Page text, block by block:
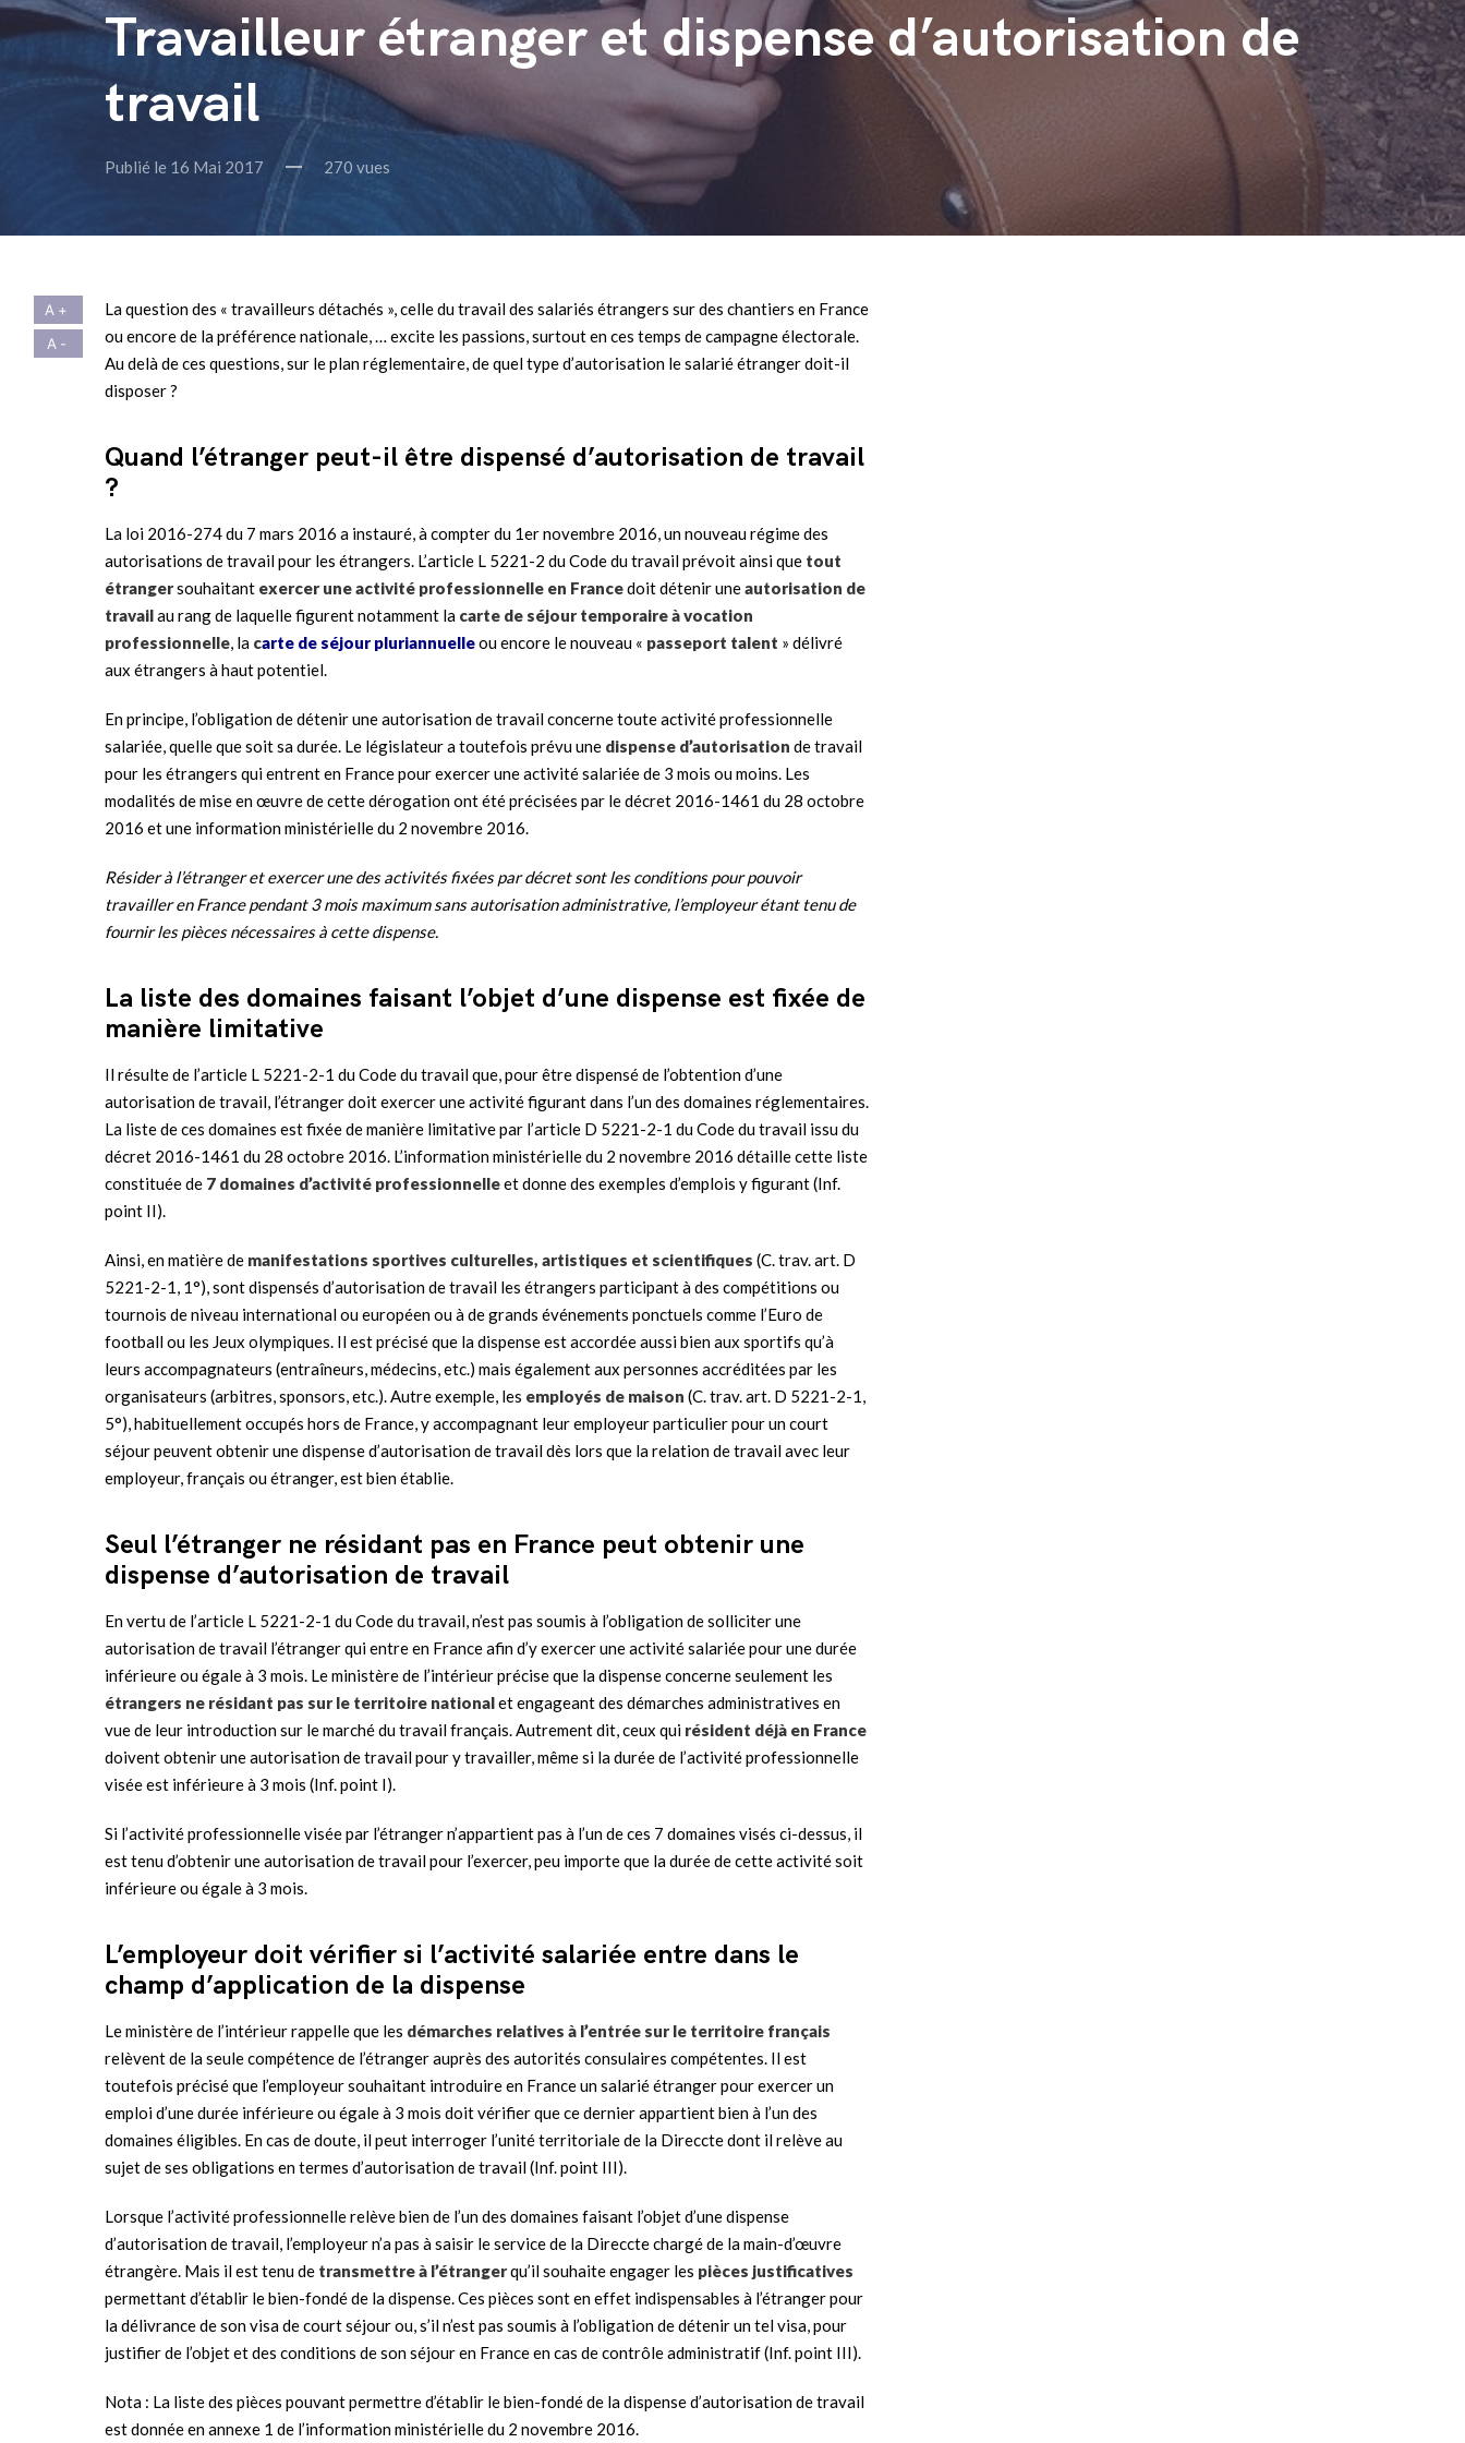
Travailleur étranger et dispense d’autorisation de
travail
Publié le 16 Mai 2017 270 vues
La question des « travailleurs détachés », celle du travail des salariés étrangers sur des chantiers en France
ou encore de la préférence nationale, … excite les passions, surtout en ces temps de campagne électorale.
Au delà de ces questions, sur le plan réglementaire, de quel type d’autorisation le salarié étranger doit-il
disposer ?
Quand l’étranger peut-il être dispensé d’autorisation de travail
?
La loi 2016-274 du 7 mars 2016 a instauré, à compter du 1er novembre 2016, un nouveau régime des
autorisations de travail pour les étrangers. L’article L 5221-2 du Code du travail prévoit ainsi que tout
étrangersouhaitant exercer une activité professionnelle en Francedoit détenir uneautorisation de
travailau rang de laquelle figurent notamment la carte de séjour temporaire à vocation
professionnelle, la carte de séjour pluriannuelleou encore le nouveau « passeport talent » délivré
aux étrangers à haut potentiel.
En principe, l’obligation de détenir une autorisation de travail concerne toute activité professionnelle
salariée, quelle que soit sa durée. Le législateur a toutefois prévu une dispense d’autorisation de travail
pour les étrangers qui entrent en France pour exercer une activité salariée de 3 mois ou moins. Les
modalités de mise en œuvre de cette dérogation ont été précisées par le décret 2016-1461 du 28 octobre
2016 et une information ministérielle du 2 novembre 2016.
Résider à l’étranger et exercer une des activités fixées par décret sont les conditions pour pouvoir
travailler en France pendant 3 mois maximum sans autorisation administrative, l’employeur étant tenu de
fournir les pièces nécessaires à cette dispense.
La liste des domaines faisant l’objet d’une dispense est fixée de
manière limitative
Il résulte de l’article L 5221-2-1 du Code du travail que, pour être dispensé de l’obtention d’une
autorisation de travail, l’étranger doit exercer une activité figurant dans l’un des domaines réglementaires.
La liste de ces domaines est fixée de manière limitative par l’article D 5221-2-1 du Code du travail issu du
décret 2016-1461 du 28 octobre 2016. L’information ministérielle du 2 novembre 2016 détaille cette liste
constituée de 7 domaines d’activité professionnelleet donne des exemples d’emplois y figurant (Inf.
point II).
Ainsi, en matière de manifestations sportives culturelles, artistiques et scientifiques (C. trav. art. D
5221-2-1, 1°), sont dispensés d’autorisation de travail les étrangers participant à des compétitions ou
tournois de niveau international ou européen ou à de grands événements ponctuels comme l’Euro de
football ou les Jeux olympiques. Il est précisé que la dispense est accordée aussi bien aux sportifs qu’à
leurs accompagnateurs (entraîneurs, médecins, etc.) mais également aux personnes accréditées par les
organisateurs (arbitres, sponsors, etc.). Autre exemple, les employés de maison (C. trav. art. D 5221-2-1,
5°), habituellement occupés hors de France, y accompagnant leur employeur particulier pour un court
séjour peuvent obtenir une dispense d’autorisation de travail dès lors que la relation de travail avec leur
employeur, français ou étranger, est bien établie.
Seul l’étranger ne résidant pas en France peut obtenir une
dispense d’autorisation de travail
En vertu de l’article L 5221-2-1 du Code du travail, n’est pas soumis à l’obligation de solliciter une
autorisation de travail l’étranger qui entre en France afin d’y exercer une activité salariée pour une durée
inférieure ou égale à 3 mois. Le ministère de l’intérieur précise que la dispense concerne seulement les
étrangers ne résidant pas sur le territoire nationalet engageant des démarches administratives en
vue de leur introduction sur le marché du travail français. Autrement dit, ceux qui résident déjà en France
doivent obtenir une autorisation de travail pour y travailler, même si la durée de l’activité professionnelle
visée est inférieure à 3 mois (Inf. point I).
Si l’activité professionnelle visée par l’étranger n’appartient pas à l’un de ces 7 domaines visés ci-dessus, il
est tenu d’obtenir une autorisation de travail pour l’exercer, peu importe que la durée de cette activité soit
inférieure ou égale à 3 mois.
L’employeur doit vérifier si l’activité salariée entre dans le
champ d’application de la dispense
Le ministère de l’intérieur rappelle que les démarches relatives à l’entrée sur le territoire français
relèvent de la seule compétence de l’étranger auprès des autorités consulaires compétentes. Il est
toutefois précisé que l’employeur souhaitant introduire en France un salarié étranger pour exercer un
emploi d’une durée inférieure ou égale à 3 mois doit vérifier que ce dernier appartient bien à l’un des
domaines éligibles. En cas de doute, il peut interroger l’unité territoriale de la Direccte dont il relève au
sujet de ses obligations en termes d’autorisation de travail (Inf. point III).
Lorsque l’activité professionnelle relève bien de l’un des domaines faisant l’objet d’une dispense
d’autorisation de travail, l’employeur n’a pas à saisir le service de la Direccte chargé de la main-d’œuvre
étrangère. Mais il est tenu de transmettre à l’étrangerqu’il souhaite engager les pièces justificatives
permettant d’établir le bien-fondé de la dispense. Ces pièces sont en effet indispensables à l’étranger pour
la délivrance de son visa de court séjour ou, s’il n’est pas soumis à l’obligation de détenir un tel visa, pour
justifier de l’objet et des conditions de son séjour en France en cas de contrôle administratif (Inf. point III).
Nota : La liste des pièces pouvant permettre d’établir le bien-fondé de la dispense d’autorisation de travail
est donnée en annexe 1 de l’information ministérielle du 2 novembre 2016.